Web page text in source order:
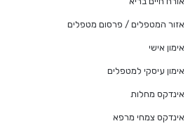
אזור המטפלים / פרסום מטפלים
אימון אישי
אימון עיסקי למטפלים
אינדקס מחלות
אינדקס צמחי מרפא